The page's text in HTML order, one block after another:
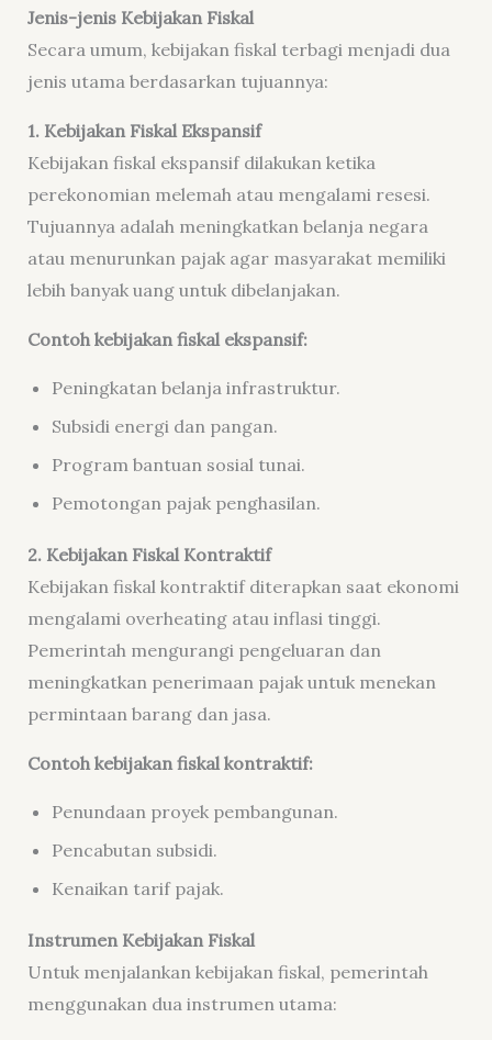
Jenis-jenis Kebijakan Fiskal
Secara umum, kebijakan fiskal terbagi menjadi dua
jenis utama berdasarkan tujuannya:
1. Kebijakan Fiskal Ekspansif
Kebijakan fiskal ekspansif dilakukan ketika
perekonomian melemah atau mengalami resesi.
Tujuannya adalah meningkatkan belanja negara
atau menurunkan pajak agar masyarakat memiliki
lebih banyak uang untuk dibelanjakan.
Contoh kebijakan fiskal ekspansif:
Peningkatan belanja infrastruktur.
Subsidi energi dan pangan.
Program bantuan sosial tunai.
Pemotongan pajak penghasilan.
2. Kebijakan Fiskal Kontraktif
Kebijakan fiskal kontraktif diterapkan saat ekonomi
mengalami overheating atau inflasi tinggi.
Pemerintah mengurangi pengeluaran dan
meningkatkan penerimaan pajak untuk menekan
permintaan barang dan jasa.
Contoh kebijakan fiskal kontraktif:
Penundaan proyek pembangunan.
Pencabutan subsidi.
Kenaikan tarif pajak.
Instrumen Kebijakan Fiskal
Untuk menjalankan kebijakan fiskal, pemerintah
menggunakan dua instrumen utama: